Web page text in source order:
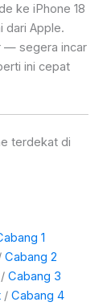
ke iPhone 18
dari Apple.
— segera incar
ini cepat
terdekat di
1
Cabang 2
/Cabang 3
/Cabang 4